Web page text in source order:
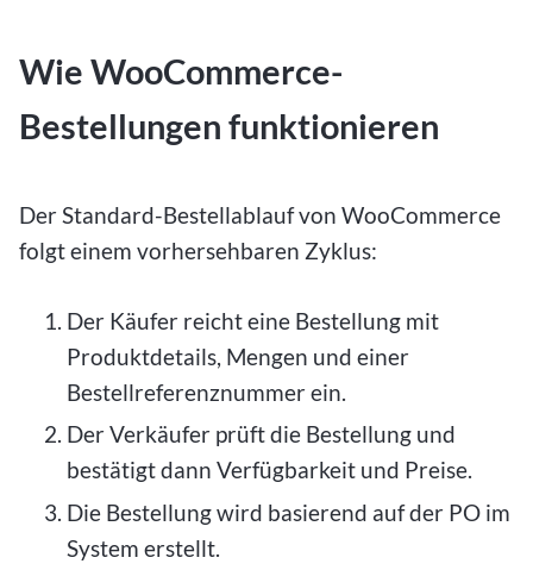
Wie WooCommerce-
Bestellungen funktionieren
Der Standard-Bestellablauf von WooCommerce
folgt einem vorhersehbaren Zyklus:
Der Käufer reicht eine Bestellung mit
Produktdetails, Mengen und einer
Bestellreferenznummer ein.
Der Verkäufer prüft die Bestellung und
bestätigt dann Verfügbarkeit und Preise.
Die Bestellung wird basierend auf der PO im
System erstellt.